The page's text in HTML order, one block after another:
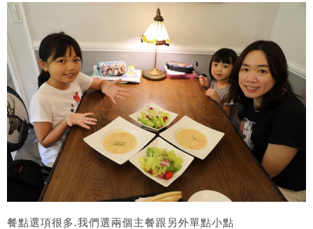
餐點選項很多.我們選兩個主餐跟另外單點小點